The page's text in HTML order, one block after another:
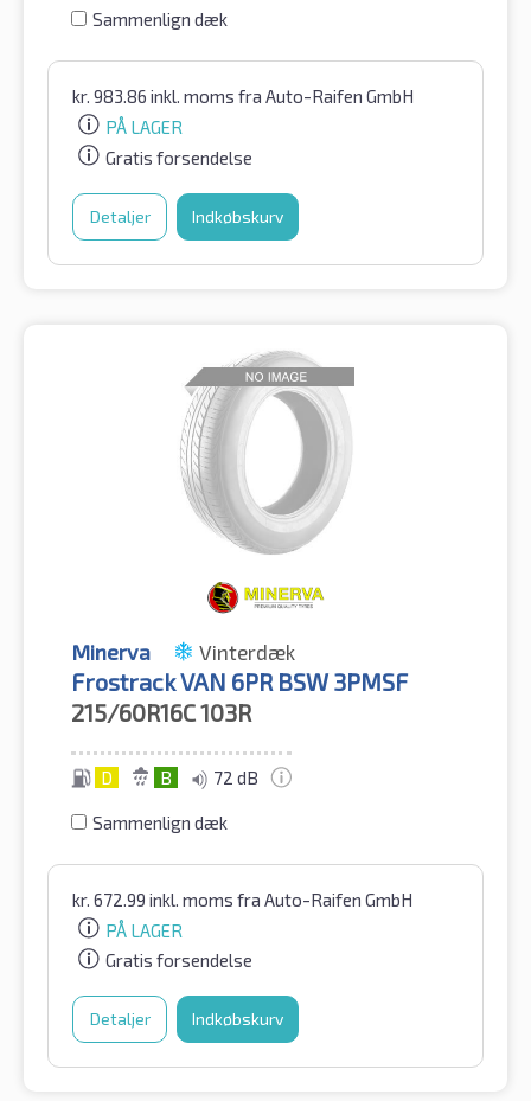
Sammenlign dæk
kr. 983.86 inkl. moms fra Auto-Raifen GmbH
PÅ LAGER
Gratis forsendelse
Detaljer Indkøbskurv
Minerva Vinterdæk
Frostrack VAN 6PR BSW 3PMSF
215/60R16C103R
D B 72 dB
Sammenlign dæk
kr. 672.99 inkl. moms fra Auto-Raifen GmbH
PÅ LAGER
Gratis forsendelse
Detaljer Indkøbskurv